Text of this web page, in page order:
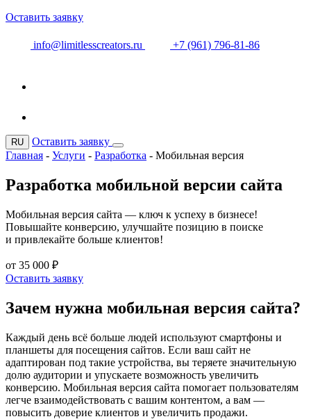
Оставить заявку
info@limitlesscreators.ru +7 (961) 796-81-86
RU
Оставить заявку
Главная - Услуги - Разработка - Мобильная версия
Разработка мобильной версии сайта
Мобильная версия сайта — ключ к успеху в бизнесе!
Повышайте конверсию, улучшайте позицию в поиске
и привлекайте больше клиентов!
от 35 000 ₽
Оставить заявку
Зачем нужна мобильная версия сайта?
Каждый день всё больше людей используют смартфоны и
планшеты для посещения сайтов. Если ваш сайт не
адаптирован под такие устройства, вы теряете значительную
долю аудитории и упускаете возможность увеличить
конверсию. Мобильная версия сайта помогает пользователям
легче взаимодействовать с вашим контентом, а вам —
повысить доверие клиентов и увеличить продажи.